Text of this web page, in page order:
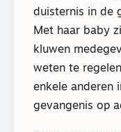
duisternis in de
Met haar baby
kluwen
weten te
enkele anderen
gevangenis op